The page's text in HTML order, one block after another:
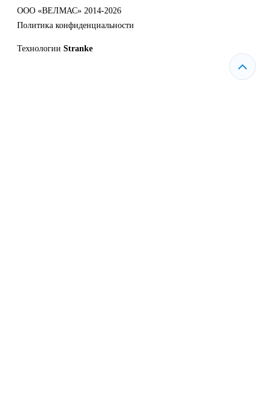
ООО «ВЕЛМАС» 2014-2026
Политика конфиденциальности
Технологии Stranke